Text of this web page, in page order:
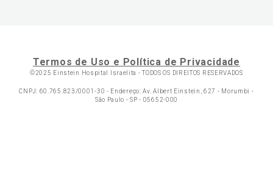
Termos de Uso e Política de Privacidade
©2025 Einstein Hospital Israelita -TODOS OS DIREITOS RESERVADOS
CNPJ: 60.765.823/0001-30 - Endereço: Av. Albert Einstein, 627 - Morumbi -
São Paulo - SP - 05652-000